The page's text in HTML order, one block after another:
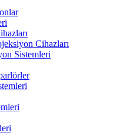
Cihazları
Sistemleri